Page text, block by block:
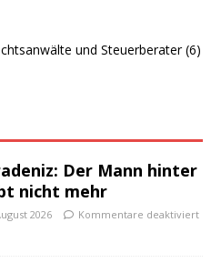
und Steuerberater (6)
Der Mann hinter
nicht mehr
2026 Kommentare deaktiviert